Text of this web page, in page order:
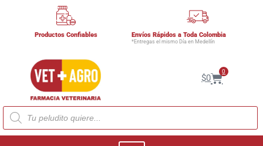
Productos Confiables Envíos Rápidos a Toda Colombia
*Entregas el mismo Día en Medellín
$0
0